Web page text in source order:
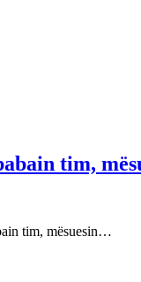
tim,
tim, mësuesin…